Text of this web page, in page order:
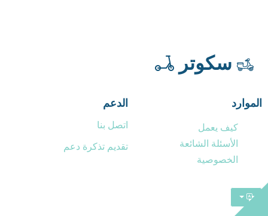
سكوتر
الموارد
كيف يعمل
الأسئلة الشائعة
الخصوصية
الدعم
اتصل بنا
تقديم تذكرة دعم